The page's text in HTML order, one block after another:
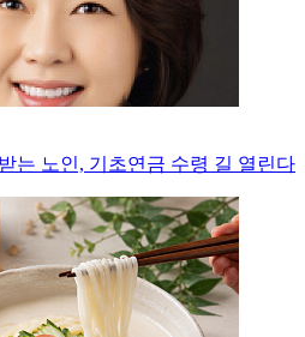
는 노인, 기초연금 수령 길 열린다